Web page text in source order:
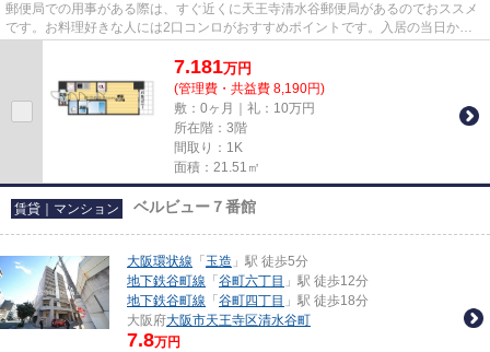
郵便局での用事がある際は、すぐ近くに天王寺清水谷郵便局があるのでおススメ
です。お料理好きな人には2口コンロがおすすめポイントです。入居の当日から
7.181万円
(管理費・共益費 8,190円)
敷：0ヶ月｜礼：10万円
所在階：3階
間取り：1K
面積：21.51㎡
賃貸｜マンション ベルビュー７番館
大阪環状線 「 玉造 」駅 徒歩5分
地下鉄谷町線 「 谷町六丁目 」駅 徒歩12分
地下鉄谷町線 「 谷町四丁目 」駅 徒歩18分
大阪府大阪市天王寺区清水谷町
7.8万円